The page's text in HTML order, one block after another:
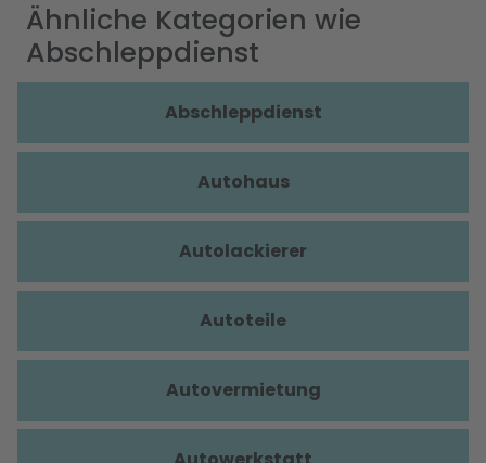
Ähnliche Kategorien wie
Abschleppdienst
Abschleppdienst
Autohaus
Autolackierer
Autoteile
Autovermietung